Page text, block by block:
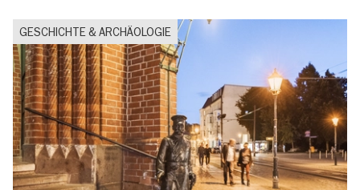
GESCHICHTE & ARCHÄOLOGIE